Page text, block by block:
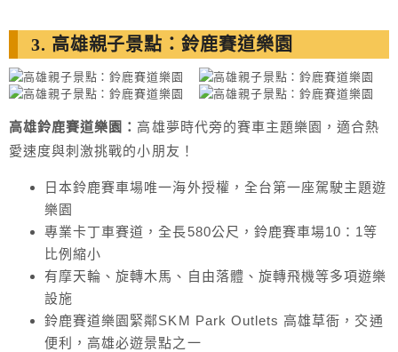
3. 高雄親子景點：鈴鹿賽道樂園
高雄鈴鹿賽道樂園： 高雄夢時代旁的賽車主題樂園，適合熱
愛速度與刺激挑戰的小朋友！
日本鈴鹿賽車場唯一海外授權，全台第一座駕駛主題遊
樂園
專業卡丁車賽道，全長580公尺，鈴鹿賽車場10：1等
比例縮小
有摩天輪、旋轉木馬、自由落體、旋轉飛機等多項遊樂
設施
鈴鹿賽道樂園緊鄰SKM Park Outlets 高雄草衙，交通
便利，高雄必遊景點之一